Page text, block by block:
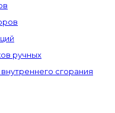
ручных
сгорания